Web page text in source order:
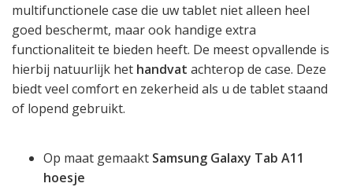
multifunctionele case die uw tablet niet alleen heel
goed beschermt, maar ook handige extra
functionaliteit te bieden heeft. De meest opvallende is
hierbij natuurlijk het handvat achterop de case. Deze
biedt veel comfort en zekerheid als u de tablet staand
of lopend gebruikt.
Op maat gemaakt Samsung Galaxy Tab A11
hoesje